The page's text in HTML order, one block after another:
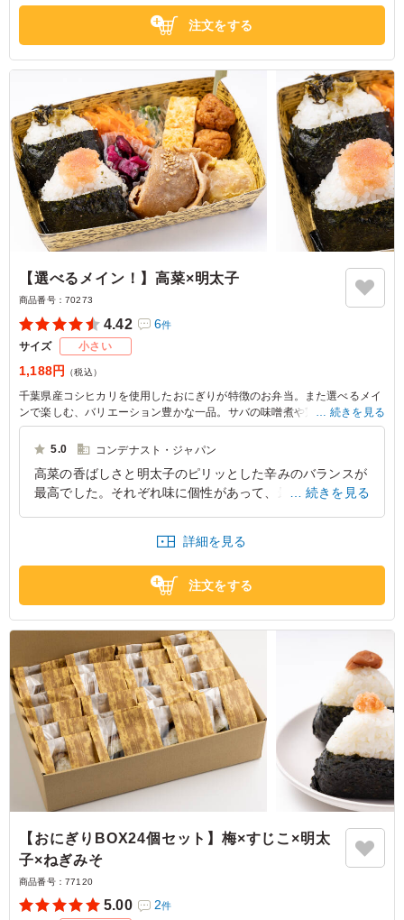
東京都江東区新木場2026/01/12
注文をする
【選べるメイン！】高菜×明太子
商品番号： 70273
4.42 6件
サイズ 小さい
1,188円 （税込）
千葉県産コシヒカリを使用したおにぎりが特徴のお弁当。また選べるメイ
ンで楽しむ、バリエーション豊かな一品。サバの味噌煮や鶏の照り焼きな
ど、あなたのお好みのメニューが揃っています。玉子焼きや肉団子、ちく
わ揚げも加わり、彩り豊かな食事をお楽しみいただけます。
※選べるメインは「サバの味噌煮」か「サバの麴焼き」か「鶏の照り焼
き」か「豚の生姜焼き」からお選びいただけます。下記プルダウンよりお
続きを見る
5.0 コンデナスト・ジャパン
高菜の香ばしさと明太子のピリッとした辛みのバランスが
最高でした。それぞれ味に個性があって、最後まで楽しめ
東京都江東区新木場2026/01/12
続きを見る
詳細を見る
注文をする
【おにぎりBOX24個セット】梅×すじこ×明太
子×ねぎみそ
商品番号： 77120
5.00 2件